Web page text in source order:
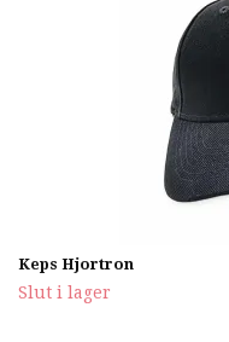
Keps Hjortron
Slut i lager